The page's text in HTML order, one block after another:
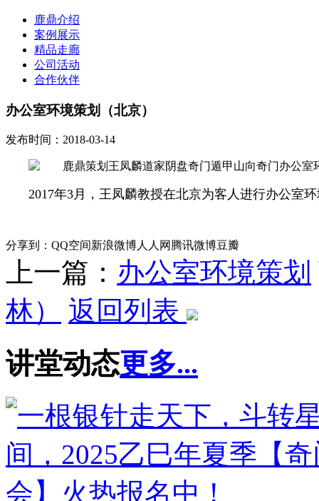
鹿鼎介绍
案例展示
精品走廊
公司活动
合作伙伴
办公室环境策划（北京）
发布时间：2018-03-14
2017年3月，王凤麟教授在北京为客人进行办公室
分享到： QQ空间新浪微博人人网 腾讯微博豆瓣
上一篇： 办公室环境策划
林）
返回列表
讲堂动态更多...